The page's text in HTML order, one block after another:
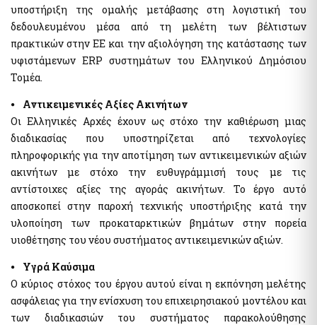
Επιδόματα- Παροχές
Κοινωνικό μέρισμα
Μεταφορικό Ισοδύναμο
Στοιχεία Πολιτών και εξ Αποστάσεως Εξυπηρέτηση
myConsulLive - Εξυπηρέτηση με τηλεδιάσκεψη από
Προξενική Αρχή του Υπουργείου Εξωτερικών
myKEPlive - Εξυπηρέτηση με τηλεδιάσκεψη από Κέντρο
Εξυπηρέτησης Πολιτών (ΚΕΠ)
Ηλεκτρονικό αίτημα ραντεβού σε Κέντρο Εξυπηρέτησης
Πολιτών (ΚΕΠ)
myEFKALive - Εξυπηρέτηση με τηλεδιάσκεψη από τον e-ΕΦΚΑ
Πλατφόρμα Φυσικού Ραντεβού ΔΥΠΑ
myDIMOSlive – Eξυπηρέτηση με τηλεδιάσκεψη από τον Δήμο
myKTIMATOLOGIOlive - Εξυπηρέτηση με τηλεδιάσκεψη από
το Ελληνικό Κτηματολόγιο
myAADElive - Εξυπηρέτηση με τηλεδιάσκεψη από την
Ανεξάρτητη Αρχή Δημοσίων Εσόδων (Α.Α.Δ.Ε.)
υποστήριξη της ομαλής μετάβασης στη λογιστική του
δεδουλευμένου μέσα από τη μελέτη των βέλτιστων
πρακτικών στην ΕΕ και την αξιολόγηση της κατάστασης των
υφιστάμενων ERP συστημάτων του Ελληνικού Δημόσιου
Τομέα.
⦁ Αντικειμενικές Αξίες Ακινήτων
Οι Ελληνικές Αρχές έχουν ως στόχο την καθιέρωση μιας
διαδικασίας που υποστηρίζεται από τεχνολογίες
πληροφορικής για την αποτίμηση των αντικειμενικών αξιών
ακινήτων με στόχο την ευθυγράμμισή τους με τις
αντίστοιχες αξίες της αγοράς ακινήτων. Το έργο αυτό
αποσκοπεί στην παροχή τεχνικής υποστήριξης κατά την
υλοποίηση των προκαταρκτικών βημάτων στην πορεία
υιοθέτησης του νέου συστήματος αντικειμενικών αξιών.
⦁ Υγρά Καύσιμα
Ο κύριος στόχος του έργου αυτού είναι η εκπόνηση μελέτης
ασφάλειας για την ενίσχυση του επιχειρησιακού μοντέλου και
των διαδικασιών του συστήματος παρακολούθησης